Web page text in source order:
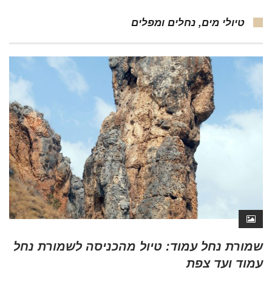
טיולי מים, נחלים ומפלים
שמורת נחל עמוד: טיול מהכניסה לשמורת נחל
עמוד ועד צפת